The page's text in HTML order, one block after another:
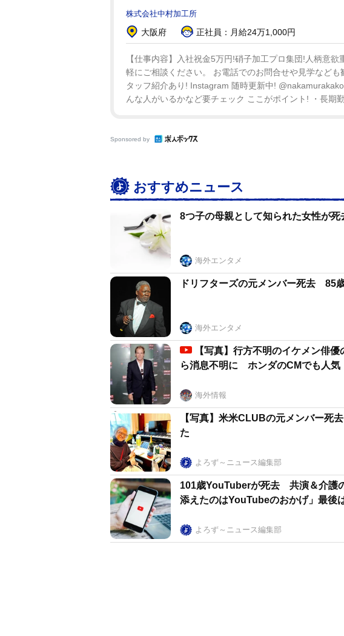
株式会社中村加工所
大阪府 正社員：月給24万1,000円
【仕事内容】入社祝金5万円!硝子加工プロ集団!人柄意
軽にご相談ください。 お電話でのお問合せや見学など
タッフ紹介あり! Instagram 随時更新中!
んな人がいるかなど要チェック ここがポイント! ・長期勤
Sponsored by
おすすめニュース
8つ子の母親として知られた女性が
海外エンタメ
ドリフターズの元メンバー死去 85
海外エンタメ
【写真】行方不明のイケメン俳
ら消息不明に ホンダのCMでも人気
海外情報
【写真】米米CLUBの元メンバー
た
よろず～ニュース編集部
101歳YouTuberが死去 共演＆介護
添えたのはYouTubeのおかげ」最後
よろず～ニュース編集部